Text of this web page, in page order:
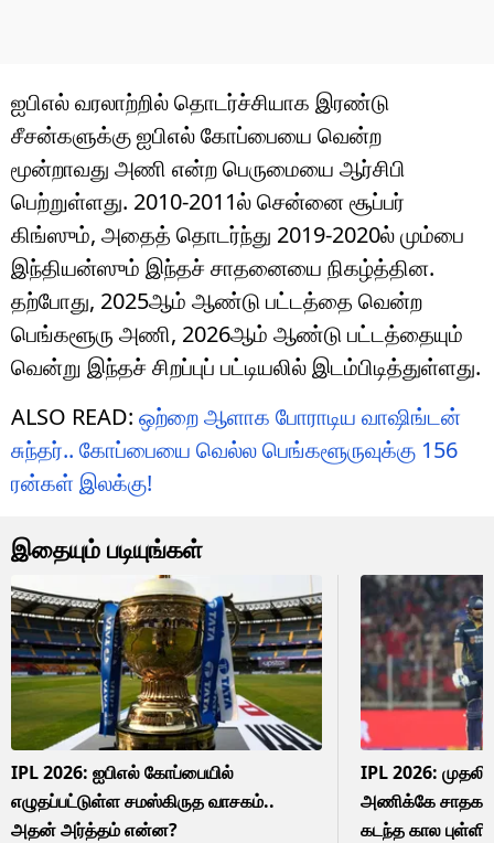
ஐபிஎல் வரலாற்றில் தொடர்ச்சியாக இரண்டு
சீசன்களுக்கு ஐபிஎல் கோப்பையை வென்ற
மூன்றாவது அணி என்ற பெருமையை ஆர்சிபி
பெற்றுள்ளது. 2010-2011ல் சென்னை சூப்பர்
கிங்ஸும், அதைத் தொடர்ந்து 2019-2020ல் மும்பை
இந்தியன்ஸும் இந்தச் சாதனையை நிகழ்த்தின.
தற்போது, ​​2025ஆம் ஆண்டு பட்டத்தை வென்ற
பெங்களூரு அணி, 2026ஆம் ஆண்டு பட்டத்தையும்
வென்று இந்தச் சிறப்புப் பட்டியலில் இடம்பிடித்துள்ளது.
ALSO READ: ஒற்றை ஆளாக போராடிய வாஷிங்டன்
சுந்தர்.. கோப்பையை வெல்ல பெங்களூருவுக்கு 156
ரன்கள் இலக்கு!
இதையும் படியுங்கள்
IPL 2026: ஐபிஎல் கோப்பையில்
எழுதப்பட்டுள்ள சமஸ்கிருத வாசகம்..
அதன் அர்த்தம் என்ன?
IPL 2026:
அணிக்கே
கடந்த கால